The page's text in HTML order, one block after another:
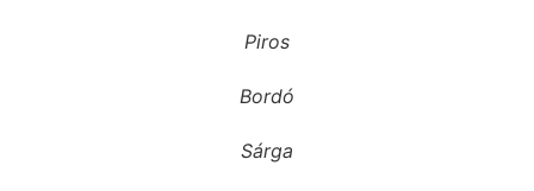
Piros
Bordó
Sárga